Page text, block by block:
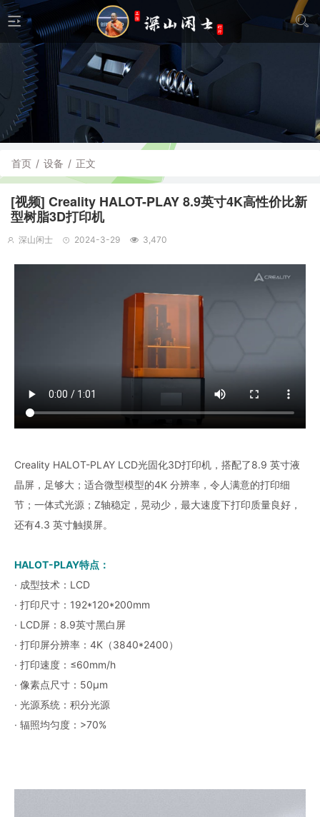
首页 / 设备 / 正文
[视频] Creality HALOT-PLAY 8.9英寸4K高性价比新
型树脂3D打印机
深山闲士 2024-3-29 3,470
Creality HALOT-PLAY LCD光固化3D打印机，搭配了8.9 英寸液
晶屏，足够大；适合微型模型的4K 分辨率，令人满意的打印细
节；一体式光源；Z轴稳定，晃动少，最大速度下打印质量良好，
还有4.3 英寸触摸屏。
HALOT-PLAY特点：
· 成型技术：LCD
· 打印尺寸：192*120*200mm
· LCD屏：8.9英寸黑白屏
· 打印屏分辨率：4K（3840*2400）
· 打印速度：≤60mm/h
· 像素点尺寸：50μm
· 光源系统：积分光源
· 辐照均匀度：>70%